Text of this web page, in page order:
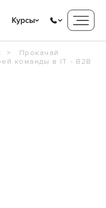
Курсы
Прокачай
команды в IT - B2B